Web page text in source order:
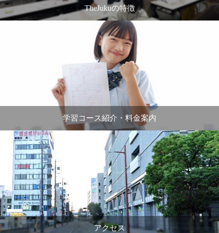
TheJukuの特徴
学習コース紹介・料金案内
アクセス